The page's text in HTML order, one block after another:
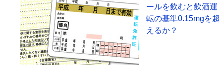
ールを飲むと飲酒運
転の基準0.15mgを超
えるか？